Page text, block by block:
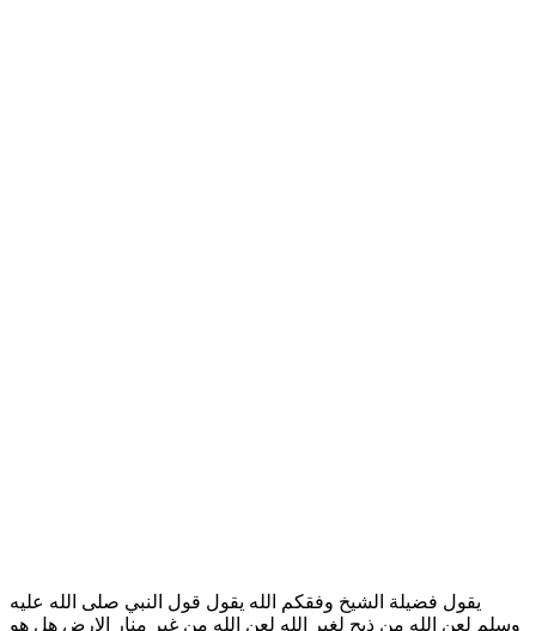
يقول فضيلة الشيخ وفقكم الله يقول قول النبي صلى الله عليه
وسلم لعن الله من ذبح لغير الله لعن الله من غير منار الارض هل هو